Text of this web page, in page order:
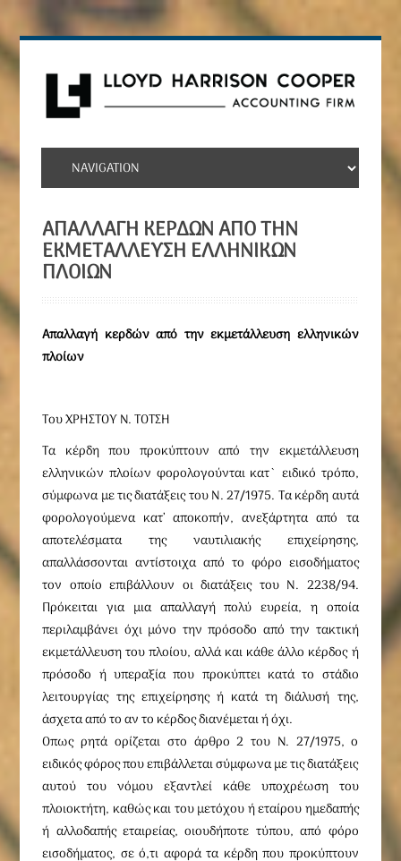
ΑΠΑΛΛΑΓΉ ΚΕΡΔΏΝ ΑΠΌ ΤΗΝ
ΕΚΜΕΤΆΛΛΕΥΣΗ ΕΛΛΗΝΙΚΏΝ
ΠΛΟΊΩΝ
Απαλλαγή κερδών από την εκμετάλλευση ελληνικών
πλοίων
Του ΧΡΗΣΤΟΥ Ν. ΤΟΤΣΗ
Tα κέρδη που προκύπτουν από την εκμετάλλευση
ελληνικών πλοίων φορολογούνται κατ` ειδικό τρόπο,
σύμφωνα με τις διατάξεις του N. 27/1975. Tα κέρδη αυτά
φορολογούμενα κατ’ αποκοπήν, ανεξάρτητα από τα
αποτελέσματα της ναυτιλιακής επιχείρησης,
απαλλάσσονται αντίστοιχα από το φόρο εισοδήματος
τον οποίο επιβάλλουν οι διατάξεις του N. 2238/94.
Πρόκειται για μια απαλλαγή πολύ ευρεία, η οποία
περιλαμβάνει όχι μόνο την πρόσοδο από την τακτική
εκμετάλλευση του πλοίου, αλλά και κάθε άλλο κέρδος ή
πρόσοδο ή υπεραξία που προκύπτει κατά το στάδιο
λειτουργίας της επιχείρησης ή κατά τη διάλυσή της,
άσχετα από το αν το κέρδος διανέμεται ή όχι.
Οπως ρητά ορίζεται στο άρθρο 2 του Ν. 27/1975, ο
ειδικός φόρος που επιβάλλεται σύμφωνα με τις διατάξεις
αυτού του νόμου εξαντλεί κάθε υποχρέωση του
πλοιοκτήτη, καθώς και του μετόχου ή εταίρου ημεδαπής
ή αλλοδαπής εταιρείας, οιουδήποτε τύπου, από φόρο
εισοδήματος, σε ό,τι αφορά τα κέρδη που προκύπτουν